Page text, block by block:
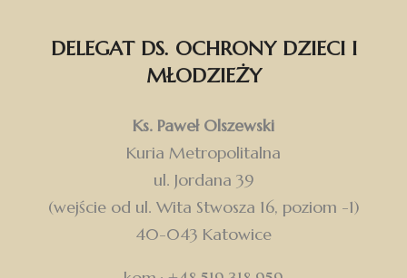
DELEGAT DS. OCHRONY DZIECI I
MŁODZIEŻY
Ks. Paweł Olszewski
Kuria Metropolitalna
ul. Jordana 39
(wejście od ul. Wita Stwosza 16, poziom -1)
40-043 Katowice